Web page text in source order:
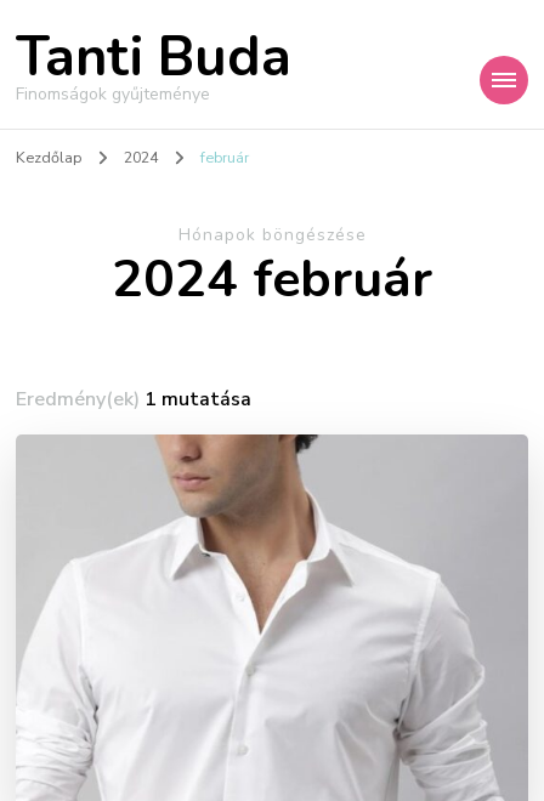
Tanti Buda
Finomságok gyűjteménye
Kezdőlap 2024 február
Hónapok böngészése
2024 február
Eredmény(ek) 1 mutatása